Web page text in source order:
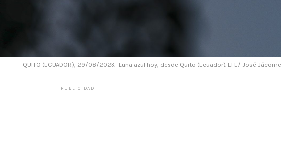
QUITO (ECUADOR), 29/08/2023.- Luna azul hoy, desde Quito (Ecuador). EFE/ José Jácome
PUBLICIDAD